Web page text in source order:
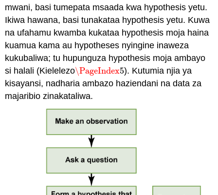
mwani, basi tumepata msaada kwa hypothesis yetu.
Ikiwa hawana, basi tunakataa hypothesis yetu. Kuwa
na ufahamu kwamba kukataa hypothesis moja haina
kuamua kama au hypotheses nyingine inaweza
kukubaliwa; tu hupunguza hypothesis moja ambayo
si halali (Kielelezo\PageIndex5
\PageIndex5). Kutumia njia ya
kisayansi, nadharia ambazo haziendani na data za
majaribio zinakataliwa.